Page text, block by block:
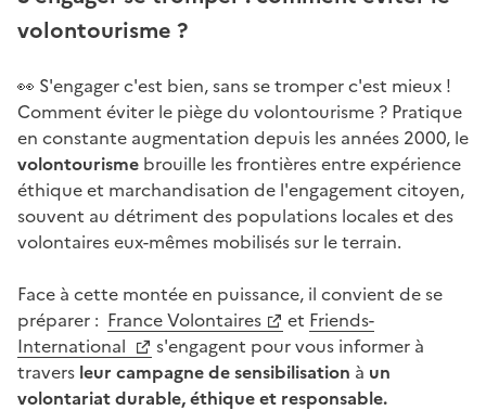
volontourisme ?
👀 S'engager c'est bien, sans se tromper c'est mieux !
Comment éviter le piège du volontourisme ? Pratique
en constante augmentation depuis les années 2000, le
volontourisme brouille les frontières entre expérience
éthique et marchandisation de l'engagement citoyen,
souvent au détriment des populations locales et des
volontaires eux-mêmes mobilisés sur le terrain.
Face à cette montée en puissance, il convient de se
préparer : France Volontaires et Friends-
International
s'engagent pour vous informer à
travers leur campagne de sensibilisation à un
volontariat durable, éthique et responsable.